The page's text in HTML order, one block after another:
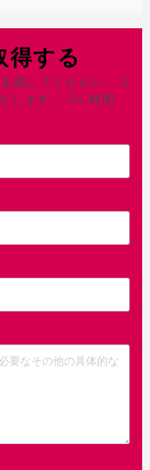
得する
残してください。コ
します。 24 時間.